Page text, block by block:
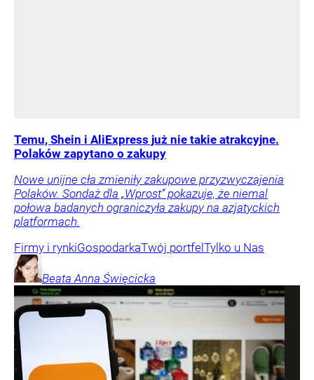
Temu, Shein i AliExpress już nie takie atrakcyjne.
Polaków zapytano o zakupy
Nowe unijne cła zmieniły zakupowe przyzwyczajenia
Polaków. Sondaż dla „Wprost” pokazuje, że niemal
połowa badanych ograniczyła zakupy na azjatyckich
platformach.
Firmy i rynkiGospodarkaTwój portfel Tylko u Nas
Beata Anna Święcicka